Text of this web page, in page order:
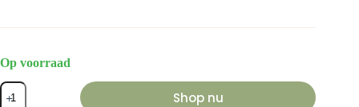
Op voorraad
Zippee-
activiteitsspelletje
Shop nu